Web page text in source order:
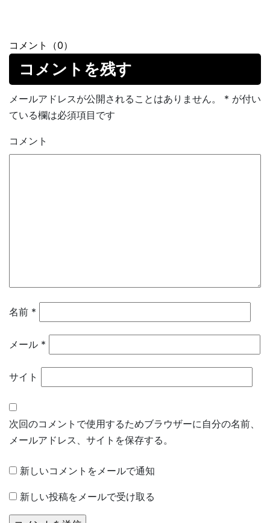
コメント（0）
コメントを残す
メールアドレスが公開されることはありません。 * が付い
ている欄は必須項目です
コメント
名前 *
メール *
サイト
次回のコメントで使用するためブラウザーに自分の名前、
メールアドレス、サイトを保存する。
新しいコメントをメールで通知
新しい投稿をメールで受け取る